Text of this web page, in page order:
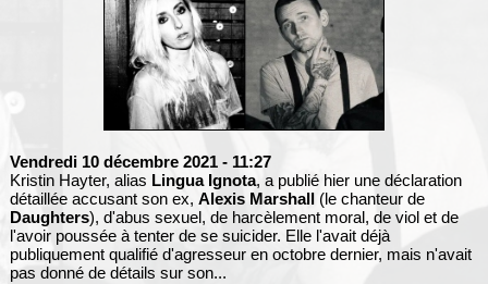
Vendredi 10 décembre 2021 - 11:27
Kristin Hayter, alias Lingua Ignota, a publié hier une déclaration
détaillée accusant son ex, Alexis Marshall(le chanteur de
Daughters), d'abus sexuel, de harcèlement moral, de viol et de
l'avoir poussée à tenter de se suicider. Elle l'avait déjà
publiquement qualifié d'agresseur en octobre dernier, mais n'avait
pas donné de détails sur son...